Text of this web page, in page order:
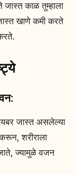
जास्त काळ तुम्हाला
खाणे कमी करते
जास्त असलेल्या
शरीराला
ज्यामुळे वजन